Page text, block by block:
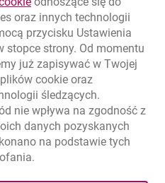
4.4581
3.8639
4.7696
5.2023
karcie
strony
oraz innych technologii
przycisku Ustawienia
stopce strony. Od momentu
już zapisywać w Twojej
cookie oraz
śledzących.
nie wpływa na zgodność z
danych pozyskanych
na podstawie tych